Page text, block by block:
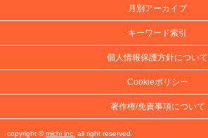
月別アーカイブ
キーワード索引
個人情報保護方針について
Cookieポリシー
著作権/免責事項について
copyright ©michi inc. all right reserved.